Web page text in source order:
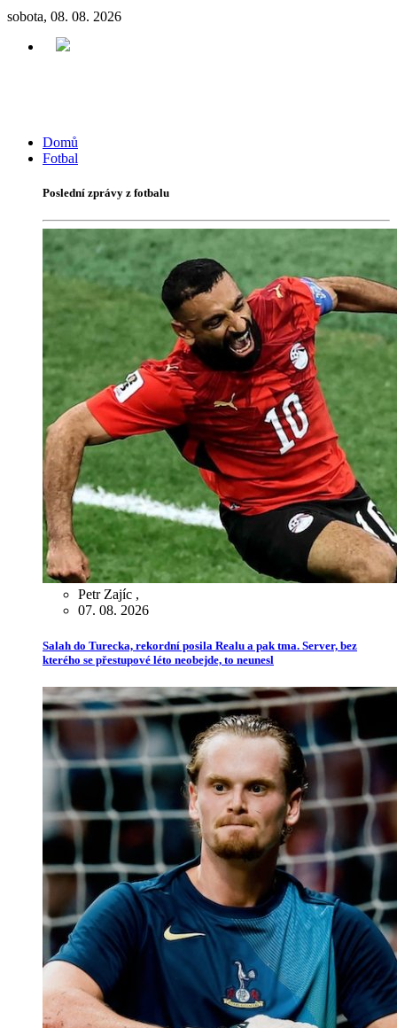
sobota, 08. 08. 2026
Domů
Fotbal
Poslední zprávy z fotbalu
Petr Zajíc ,
07. 08. 2026
Salah do Turecka, rekordní posila Realu a pak tma. Server, bez
kterého se přestupové léto neobejde, to neunesl